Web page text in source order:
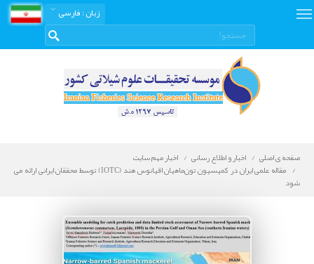
زبان: فارسی
صفحه ی اصلی اخبار و اطلاع رسانی
اخبار مهم سایت
مقاله علمی ایران در کمیسیون تون‌ماهیان اقیانوس هند (IOTC) توسط محققان ایرانی ارائه می
شود